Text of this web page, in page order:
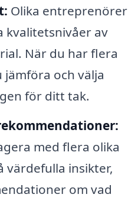
Olika entreprenörer
kvalitetsnivåer av
När du har flera
och välja
för ditt tak.
med flera olika
värdefulla insikter,
om vad